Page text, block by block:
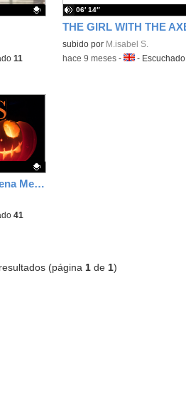
11
Contenido educativo.
subido por M.isabel S.
06′ 14″
-hace 9 meses- Idioma:
- Escuchado
THE PHASE I.E.S. Jimena Menéndez Pidal (Fuenlabrada)
41
(página 1de 1)